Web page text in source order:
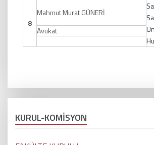
8
Mahmut Murat GÜNERİ
Avukat
KURUL-KOMİSYON